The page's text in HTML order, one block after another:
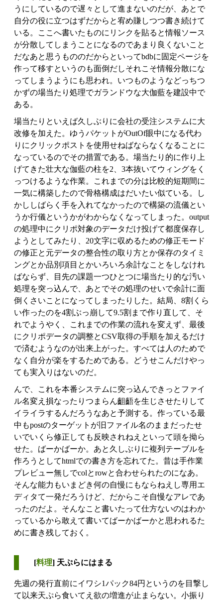
うにしているので遅々として進まないのだが、あとで
自分の役に立つはずだからと宥め賺しつつ書き続けて
いる。ここへ書いたものにリンクを貼ると情報ソース
が分散してしまうことになるのであまり良くないこと
だなあと思うもののだからといってbdbに固定ページを
作って移すというのも面倒だしそれこそ情報分散にな
ってしまうようにも思われ。いつものようなどっちつ
かずの場当たり処理でガランドウな大伽藍を建設中で
ある。
場当たりといえば久しぶりに会社の受注システムに大
改修を加えた。ゆうパケットがOutOf眼中になる代わ
りにクリックポストを使用せねばならなくなることに
なっているのでその措置である。場当たり的に作り上
げてきた壮大な伽藍の柱を2、3本抜いてウィングをく
っつけるような作業。これまでの分は比較的短期間に
一気に構築したので骨格構成はだいたい似ている。し
かししばらく手を入れてなかったので構築の流儀とい
うか行儀というかがわからなくなってしまった。output
の処理中にクリポ対象のデータだけ投げて都度保存し
ようとしてみたり、20文字に収めるための修正モード
の修正と元データの整合性の取り方とか保存のタイミ
ングとか品別項目とかいろいろ余計なことをしなけれ
ばならず、目先の課題一つひとつに場当たり的な汚い
処理を突っ込んで、あとでその処理のせいで余計に面
倒くさいことになってしまったりした。結局、8割くら
い作ったのを4割ぶっ崩して9.5割まで作り直して、そ
れでようやく、これまでの作業の流れを変えず、最後
にクリポデータの調整とCSV取得の手順を加えるだけ
で済むようなのが出来上がった。すべては人のためで
なく自分が楽をするためである。どうせこんだけやっ
ても実入りはないのだ。
んで、これを本番システムに突っ込んできっとファイ
ル名変え損なったりつまらん齟齬を生じさせたりして
イライラするんだろうなあと予測する。作っている最
中もpostのターゲットが旧ファイル名のままだったせ
いでいくら修正しても反映されねえといって頭を拗ら
せた。ばーかばーか。あと久しぶりに複列テーブルを
作ろうとしてhtmlでの書き方を忘れてた。昔は手作業
プレビュー無しでcolとrowと合わせられたのになあ。
そんな能力もいまどき何の自慢にもならねえし専用エ
ディタて一発だろうけど、だからこそ自慢なアレであ
ったのだよ。そんなこと書いたって仕方ないのはわか
っているから敢えて書いてばーかばーかと思われるた
めに書き残しておく。
[料理] 天ぷらにはまる
先週の発行直前にイワシ1パック84円というのを目撃し
て以来天ぷら食いてえ欲の増進が止まらない。小振り